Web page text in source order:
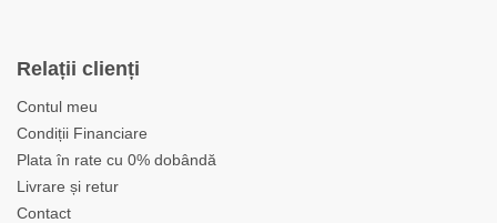
Relații clienți
Contul meu
Condiții Financiare
Plata în rate cu 0% dobândă
Livrare și retur
Contact